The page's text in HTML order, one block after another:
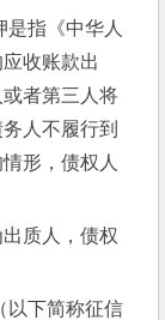
指《中华人
收账款出
者第三人将
人不履行到
形，债权人
质人，债权
下简称征信